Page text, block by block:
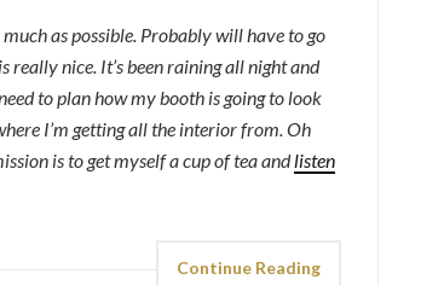
as possible. Probably will have to go
really nice. It’s been raining all night and
to plan how my booth is going to look
I’m getting all the interior from. Oh
is to get myself a cup of tea andlisten
Continue Reading